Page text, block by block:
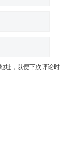
址，以便下次评论时